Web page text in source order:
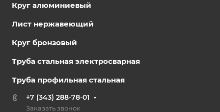
Круг алюминиевый
Лист нержавеющий
Круг бронзовый
Труба стальная электросварная
Труба профильная стальная
+7 (343) 288-78-01
Заказать звонок